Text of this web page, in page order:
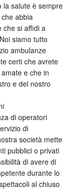
la salute è sempre
abbia
che si affidi a
siamo tutto
ambulanze
certi che avrete
e che in
e del nostro
di operatori
di
società mette
pubblici o privati
di avere di
durante lo
al chiuso